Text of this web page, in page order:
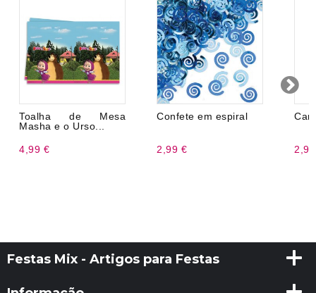
Toalha de Mesa
Masha e o Urso...
4,99 €
Confete em espiral
2,99 €
Festas Mix - Artigos para Festas